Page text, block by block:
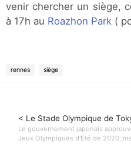
venir chercher un siège,
à 17h au Roazhon Park (
rennes siège
< Le Stade Olympique de
Le gouvernement japonais
Jeux Olympiques d'Eté de 2020,